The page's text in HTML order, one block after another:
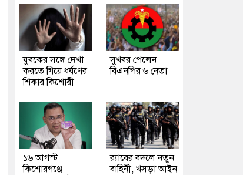
যুবকের সঙ্গে দেখা
করতে গিয়ে ধর্ষণের
শিকার কিশোরী
সুখবর পেলেন
বিএনপির ৬ নেতা
১৬ আগস্ট
কিশোরগঞ্জে
র‍্যাবের বদলে নতুন
বাহিনী, খসড়া আইন